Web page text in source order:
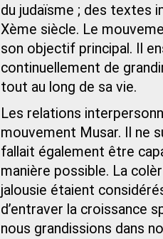
du judaïsme ; des textes
Xème siècle. Le
son objectif principal. Il
continuellement de
tout au long de sa vie.
Les relations
mouvement Musar. Il ne
fallait également être
manière possible. La
jalousie étaient
d’entraver la croissance
nous grandissions dans